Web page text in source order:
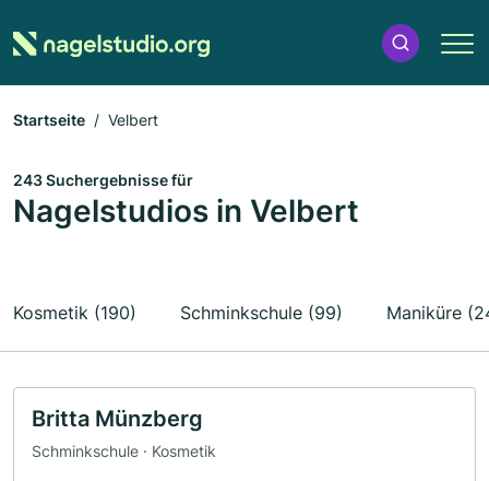
Startseite Velbert
243 Suchergebnisse für
Nagelstudios in Velbert
Kosmetik (190) Schminkschule (99) Maniküre
Britta Münzberg
Schminkschule · Kosmetik